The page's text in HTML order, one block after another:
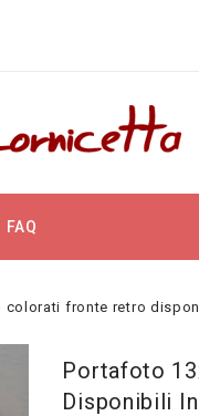
FAQ
colorati fronte retro
Portafoto
Disponibili